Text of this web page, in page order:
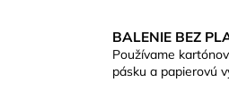
BALENIE BEZ
Používame
pásku a papierovú